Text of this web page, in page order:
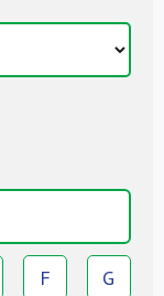
F G